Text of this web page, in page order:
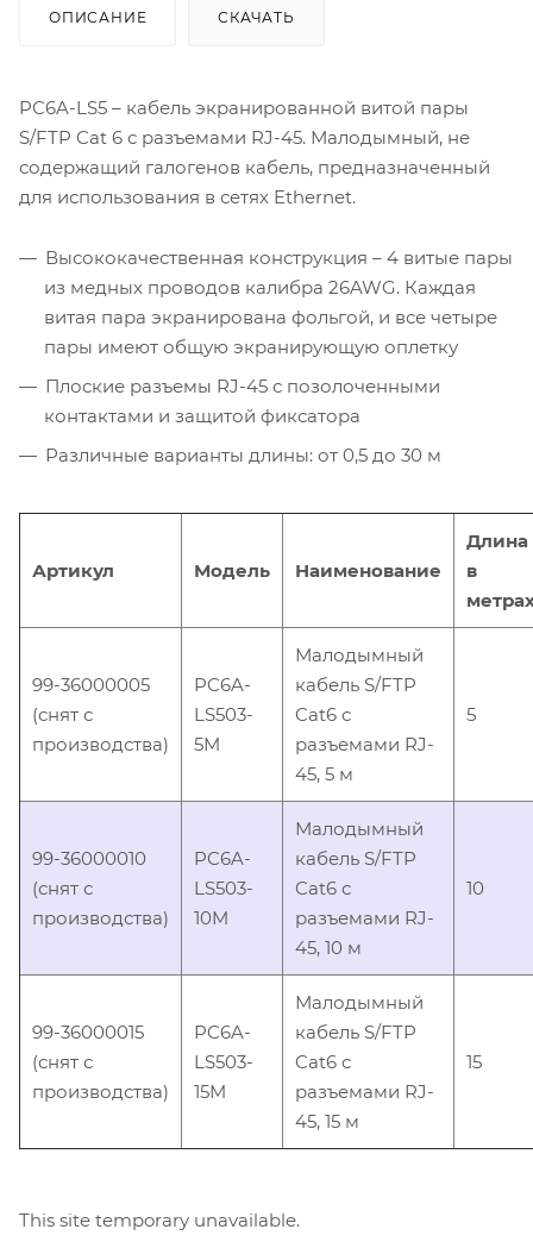
ОПИСАНИЕ СКАЧАТЬ
PC6A-LS5 – кабель экранированной витой пары
S/FTP Cat 6 с разъемами RJ-45. Малодымный, не
содержащий галогенов кабель, предназначенный
для использования в сетях Ethernet.
Высококачественная конструкция – 4 витые пары
из медных проводов калибра 26AWG. Каждая
витая пара экранирована фольгой, и все четыре
пары имеют общую экранирующую оплетку
Плоские разъемы RJ-45 с позолоченными
контактами и защитой фиксатора
Различные варианты длины: от 0,5 до 30 м
Артикул Модель Наименование
Длина
в
99-36000005
(снят с
производства)
PC6A-
LS503-
5M
Малодымный
кабель S/FTP
Cat6 с
разъемами RJ-
45, 5 м
5
99-36000010
(снят с
производства)
PC6A-
LS503-
10M
Малодымный
кабель S/FTP
Cat6 с
разъемами RJ-
45, 10 м
10
99-36000015
(снят с
производства)
PC6A-
LS503-
15M
Малодымный
кабель S/FTP
Cat6 с
разъемами RJ-
45, 15 м
15
This site temporary unavailable.